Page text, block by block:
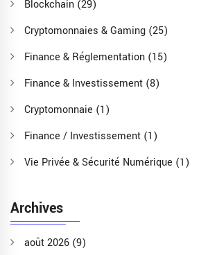
Blockchain (29)
Cryptomonnaies & Gaming (25)
Finance & Réglementation (15)
Finance & Investissement (8)
Cryptomonnaie (1)
Finance / Investissement (1)
Vie Privée & Sécurité Numérique (1)
Archives
août 2026 (9)